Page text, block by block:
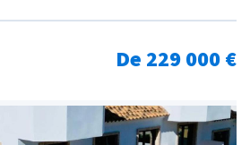
De 229 000 €